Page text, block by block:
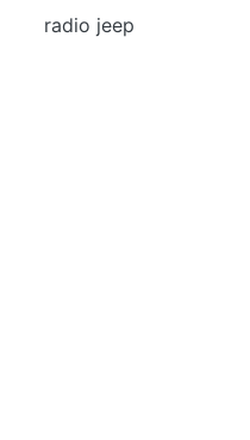
radio jeep